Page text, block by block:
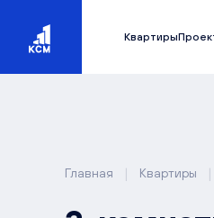
Квартиры
Главная | Квартиры |